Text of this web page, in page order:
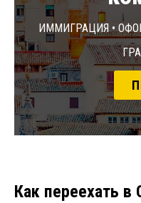
Иммиграция •
Как переехать в